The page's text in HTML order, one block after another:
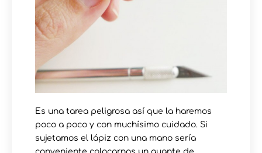
Es una tarea peligrosa así que la haremos
poco a poco y con muchísimo cuidado. Si
sujetamos el lápiz con una mano sería